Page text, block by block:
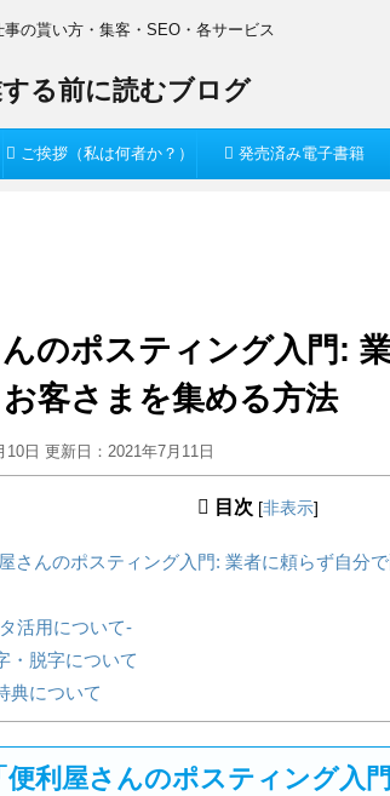
の貰い方・集客・SEO・各サービス
ご挨拶（私は何者か？） 発売済み電子書籍
のポスティング入門:
客さまを集める方法
日 更新日： 2021年7月11日
目次 [非表示]
さんのポスティング入門: 業者に頼らず自分
活用について-
・脱字について
典について
便利屋さんのポスティング入